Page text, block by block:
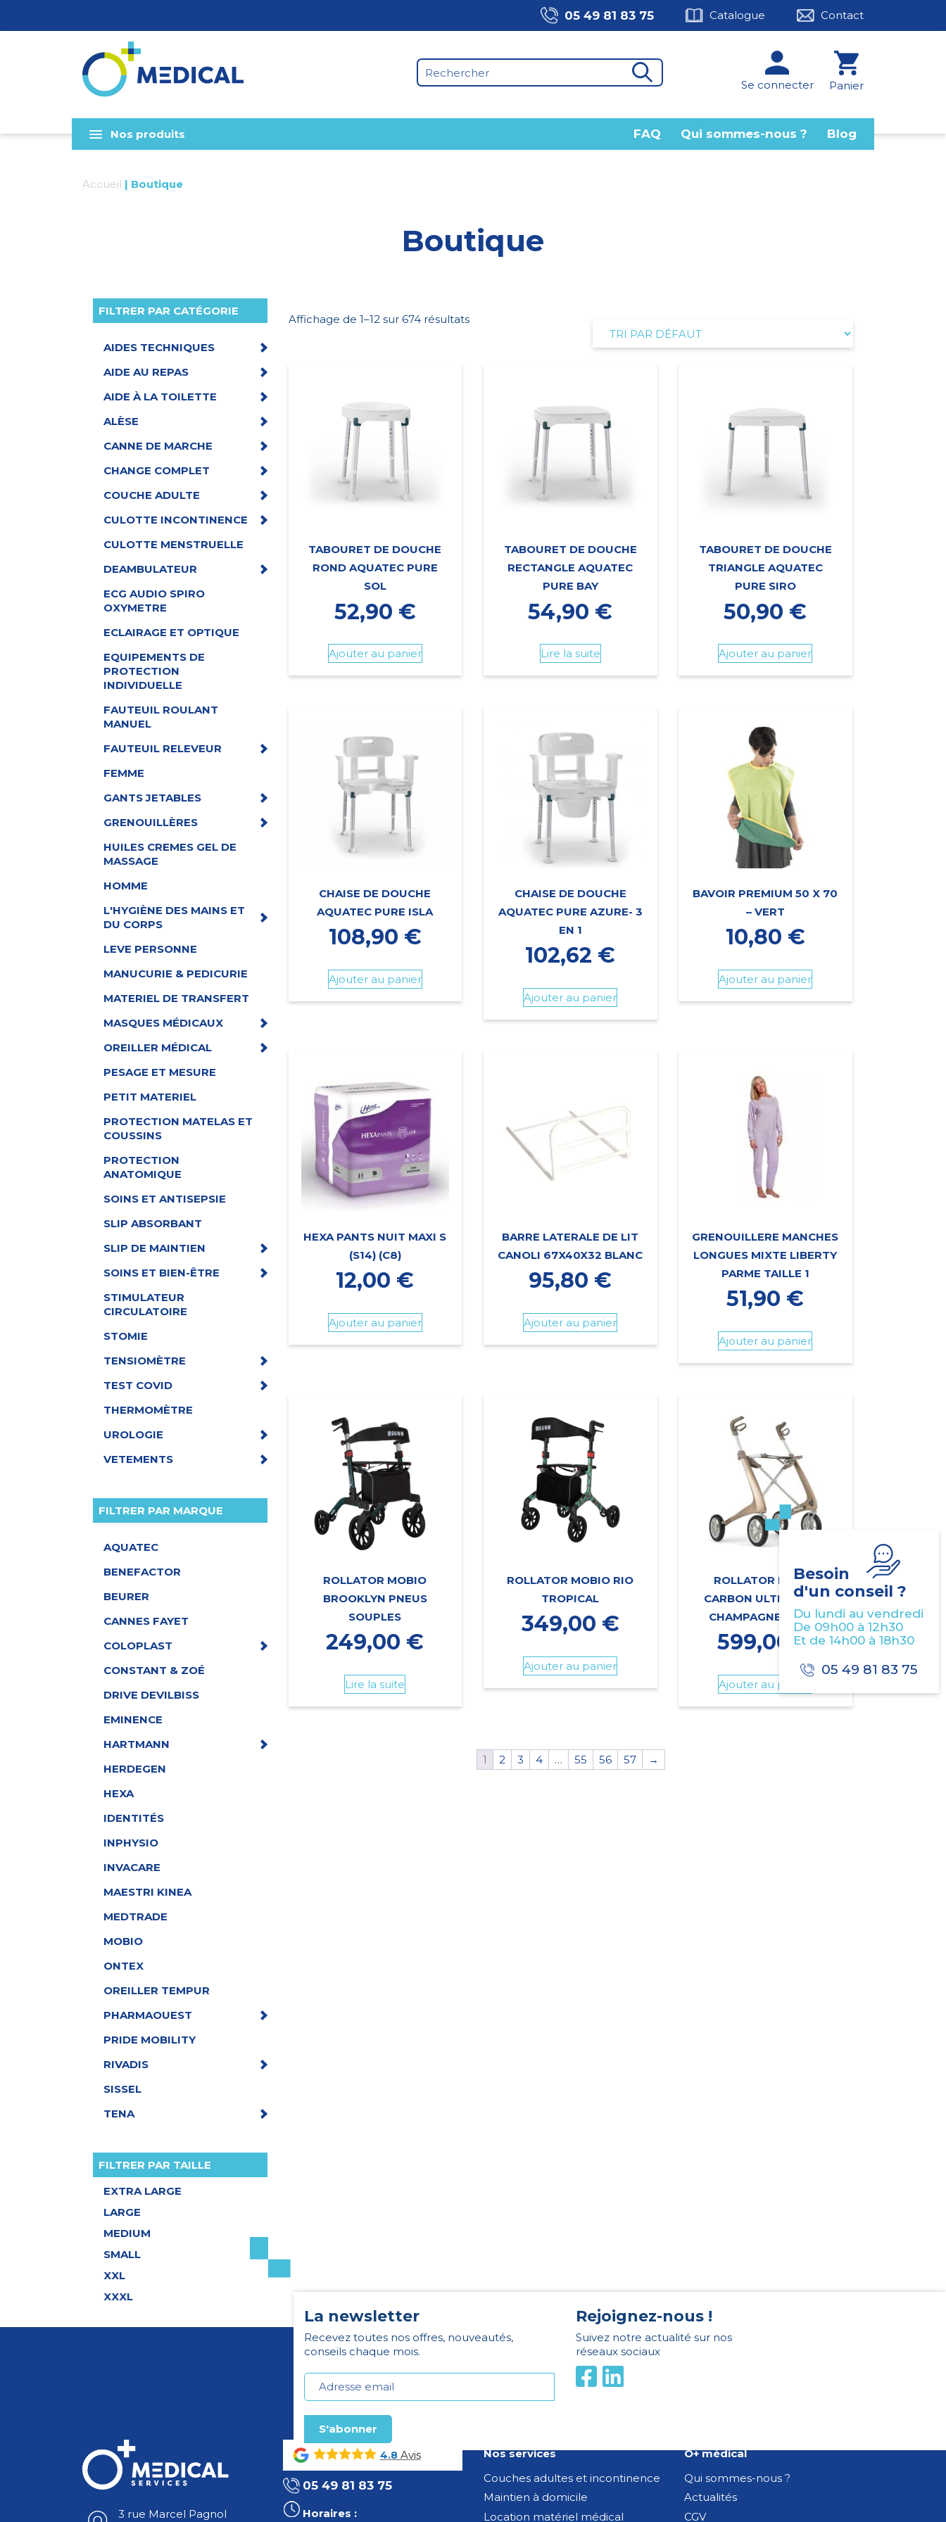
05 49 81 83 75 Catalogue Contact
Se connecter Panier
Nos produits FAQ Qui sommes-nous ? Blog
Accueil | Boutique
Besoin
d'un conseil ?
Du lundi au vendredi
De 09h00 à 12h30
Et de 14h00 à 18h30
05 49 81 83 75
Boutique
FILTRER PAR CATÉGORIE
AIDES TECHNIQUES
AIDE AU REPAS
AIDE À LA TOILETTE
ALÈSE
CANNE DE MARCHE
CHANGE COMPLET
COUCHE ADULTE
CULOTTE INCONTINENCE
CULOTTE MENSTRUELLE
DEAMBULATEUR
ECG AUDIO SPIRO
OXYMETRE
ECLAIRAGE ET OPTIQUE
EQUIPEMENTS DE
PROTECTION
INDIVIDUELLE
FAUTEUIL ROULANT
MANUEL
FAUTEUIL RELEVEUR
FEMME
GANTS JETABLES
GRENOUILLÈRES
HUILES CREMES GEL DE
MASSAGE
HOMME
L'HYGIÈNE DES MAINS ET
DU CORPS
LEVE PERSONNE
MANUCURIE & PEDICURIE
MATERIEL DE TRANSFERT
MASQUES MÉDICAUX
OREILLER MÉDICAL
PESAGE ET MESURE
PETIT MATERIEL
PROTECTION MATELAS ET
COUSSINS
PROTECTION
ANATOMIQUE
SOINS ET ANTISEPSIE
SLIP ABSORBANT
SLIP DE MAINTIEN
SOINS ET BIEN-ÊTRE
STIMULATEUR
CIRCULATOIRE
STOMIE
TENSIOMÈTRE
TEST COVID
THERMOMÈTRE
UROLOGIE
VETEMENTS
FILTRER PAR MARQUE
AQUATEC
BENEFACTOR
BEURER
CANNES FAYET
COLOPLAST
CONSTANT & ZOÉ
DRIVE DEVILBISS
EMINENCE
HARTMANN
HERDEGEN
HEXA
IDENTITÉS
INPHYSIO
INVACARE
MAESTRI KINEA
MEDTRADE
MOBIO
ONTEX
OREILLER TEMPUR
PHARMAOUEST
PRIDE MOBILITY
RIVADIS
SISSEL
TENA
FILTRER PAR TAILLE
EXTRA LARGE
LARGE
MEDIUM
SMALL
XXL
XXXL
Affichage de 1–12 sur 674 résultats
TABOURET DE DOUCHE
ROND AQUATEC PURE
SOL
52,90 €
Ajouter au panier
TABOURET DE DOUCHE
RECTANGLE AQUATEC
PURE BAY
54,90 €
Lire la suite
TABOURET DE DOUCHE
TRIANGLE AQUATEC
PURE SIRO
50,90 €
Ajouter au panier
CHAISE DE DOUCHE
AQUATEC PURE ISLA
108,90 €
Ajouter au panier
CHAISE DE DOUCHE
AQUATEC PURE AZURE- 3
EN 1
102,62 €
Ajouter au panier
BAVOIR PREMIUM 50 X 70
– VERT
10,80 €
Ajouter au panier
HEXA PANTS NUIT MAXI S
(S14) (C8)
12,00 €
Ajouter au panier
BARRE LATERALE DE LIT
CANOLI 67X40X32 BLANC
95,80 €
Ajouter au panier
GRENOUILLERE MANCHES
LONGUES MIXTE LIBERTY
PARME TAILLE 1
51,90 €
Ajouter au panier
ROLLATOR MOBIO
BROOKLYN PNEUS
SOUPLES
249,00 €
Lire la suite
ROLLATOR MOBIO RIO
TROPICAL
349,00 €
Ajouter au panier
ROLLATOR MOBIO
CARBON ULTRALIGHT
CHAMPAGNE LARGE
599,00€
Ajouter au panier
1 2 3 4 … 55 56 57 →
La newsletter
Recevez toutes nos offres, nouveautés,
conseils chaque mois.
Rejoignez-nous !
Suivez notre actualité sur nos
réseaux sociaux
3 rue Marcel Pagnol
4.8Avis
05 49 81 83 75
Horaires :
Nos services
Couches adultes et incontinence
Maintien à domicile
Location matériel médical
O+ médical
Qui sommes-nous ?
Actualités
CGV